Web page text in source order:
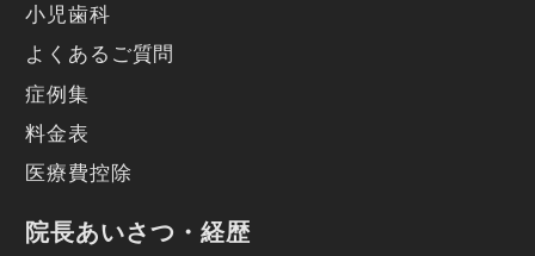
小児歯科
よくあるご質問
症例集
料金表
医療費控除
院長あいさつ・経歴